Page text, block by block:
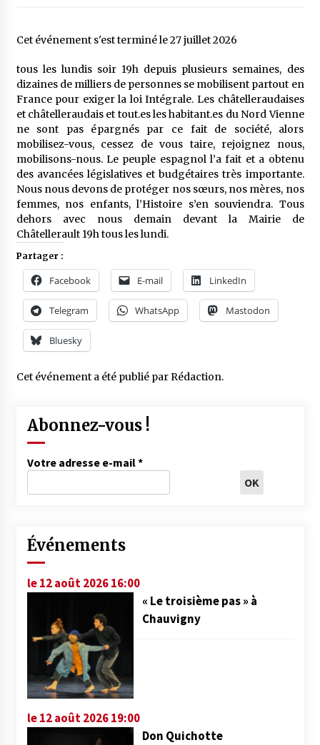
Cet événement s'est terminé le 27 juillet 2026
tous les lundis soir 19h depuis plusieurs semaines, des
dizaines de milliers de personnes se mobilisent partout en
France pour exiger la loi Intégrale. Les châtelleraudaises
et châtelleraudais et tout.es les habitant.es du Nord Vienne
ne sont pas épargnés par ce fait de société, alors
mobilisez-vous, cessez de vous taire, rejoignez nous,
mobilisons-nous. Le peuple espagnol l’a fait et a obtenu
des avancées législatives et budgétaires très importante.
Nous nous devons de protéger nos sœurs, nos mères, nos
femmes, nos enfants, l’Histoire s’en souviendra. Tous
dehors avec nous demain devant la Mairie de
Châtellerault 19h tous les lundi.
Partager :
Facebook E-mail LinkedIn
Telegram WhatsApp Mastodon
Bluesky
Cet événement a été publié parRédaction.
Abonnez-vous !
Votre adresse e-mail*
Événements
le 12 août 2026 16:00
« Le troisième pas » à
Chauvigny
le 12 août 2026 19:00
Don Quichotte